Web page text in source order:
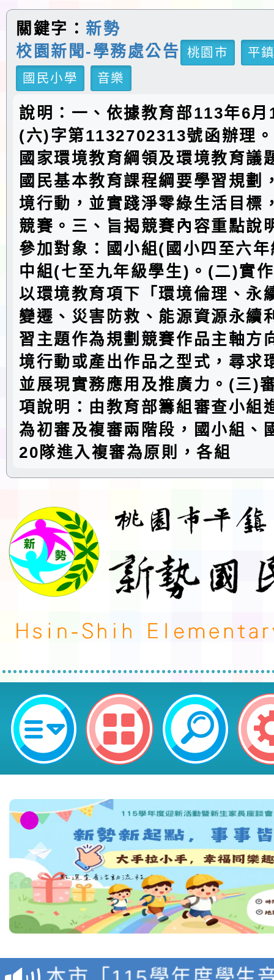
關鍵字： 新勢
校園新聞-學務處公告
桃園市
平
國民小學
音樂
說明：一、依據教育部113年6
(六)字第1132702313號函辦理
國家環境教育綱領及環境教育議
國民基本教育課程綱要學習規劃
境行動，並實踐淨零綠生活目標
競賽。三、旨揭競賽內容重點說
參加對象：國小組(國小四至六
中組(七至九年級學生)。(二)實
以環境教育項下「環境倫理、永
變遷、災害防救、能源資源永續
習主題作為規劃競賽作品主軸方
境行動或產出作品之型式，尋求
並展現實務應用及推廣力。(三)
項說明：由教育部籌組審查小組
為初審及複審兩階段，國小組、
20隊進入複審為原則，各組
neilctes網站設計者：徐嘉裕
檢送「桃園市115學年
賽實施要點」1份
本市「115學年度學生